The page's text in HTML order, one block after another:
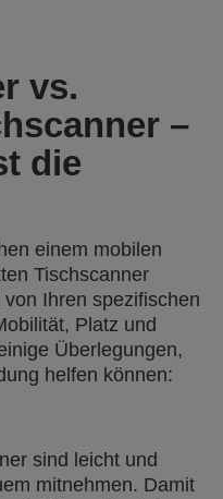
vs.
–
die
einem mobilen
Tischscanner
Ihren spezifischen
Platz und
Überlegungen,
helfen können:
sind leicht und
mitnehmen. Damit